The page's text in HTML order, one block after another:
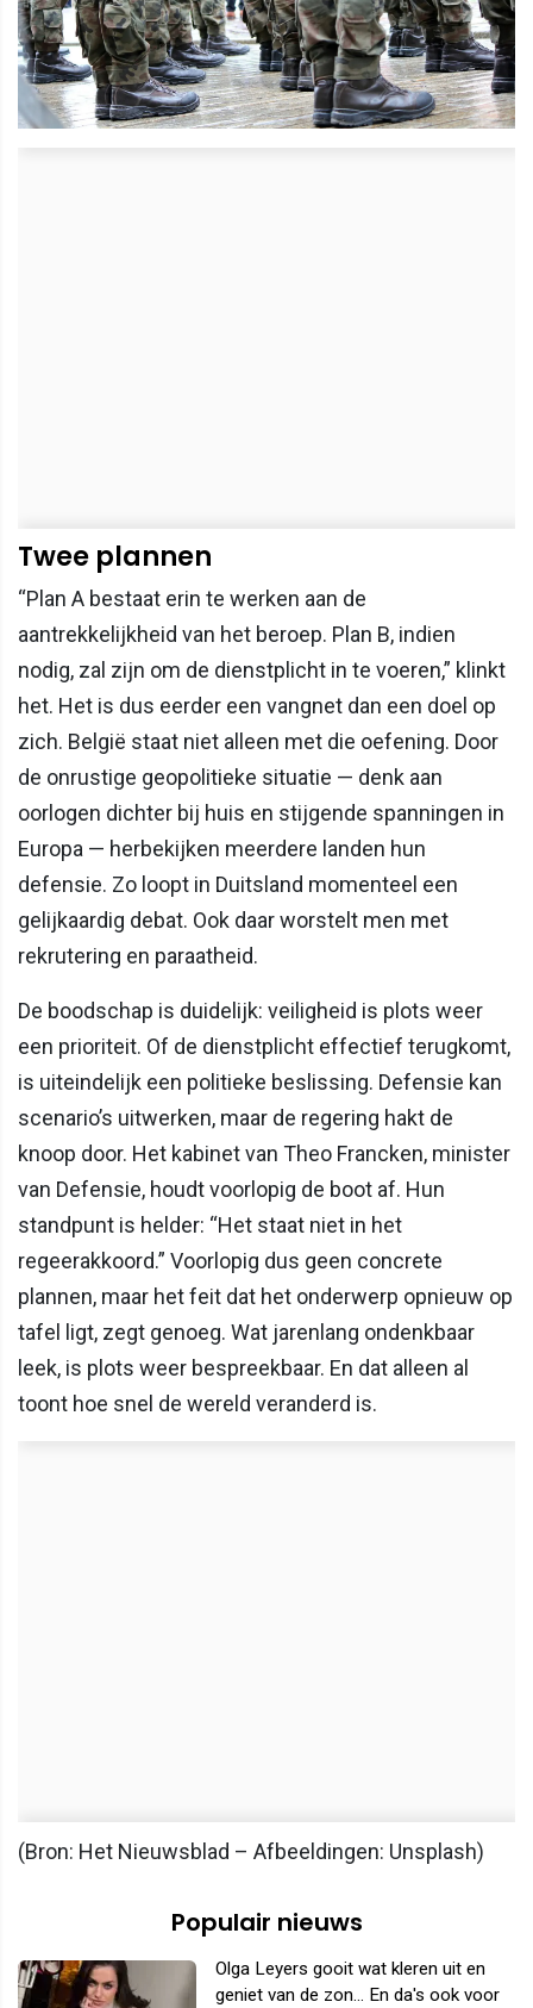
Twee plannen
“Plan A bestaat erin te werken aan de
aantrekkelijkheid van het beroep. Plan B, indien
nodig, zal zijn om de dienstplicht in te voeren,” klinkt
het. Het is dus eerder een vangnet dan een doel op
zich. België staat niet alleen met die oefening. Door
de onrustige geopolitieke situatie — denk aan
oorlogen dichter bij huis en stijgende spanningen in
Europa — herbekijken meerdere landen hun
defensie. Zo loopt in Duitsland momenteel een
gelijkaardig debat. Ook daar worstelt men met
rekrutering en paraatheid.
De boodschap is duidelijk: veiligheid is plots weer
een prioriteit. Of de dienstplicht effectief terugkomt,
is uiteindelijk een politieke beslissing. Defensie kan
scenario’s uitwerken, maar de regering hakt de
knoop door. Het kabinet van Theo Francken, minister
van Defensie, houdt voorlopig de boot af. Hun
standpunt is helder: “Het staat niet in het
regeerakkoord.” Voorlopig dus geen concrete
plannen, maar het feit dat het onderwerp opnieuw op
tafel ligt, zegt genoeg. Wat jarenlang ondenkbaar
leek, is plots weer bespreekbaar. En dat alleen al
toont hoe snel de wereld veranderd is.
(Bron: Het Nieuwsblad – Afbeeldingen: Unsplash)
Populair nieuws
Olga Leyers gooit wat kleren uit en
geniet van de zon... En da's ook voor